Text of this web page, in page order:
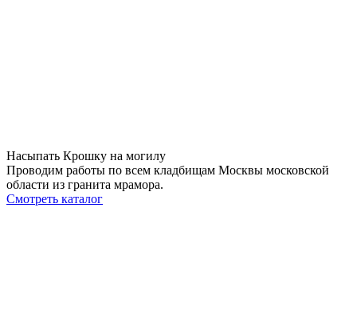
Насыпать Крошку на могилу
Проводим работы по всем кладбищам Москвы московской
области из гранита мрамора.
Смотреть каталог